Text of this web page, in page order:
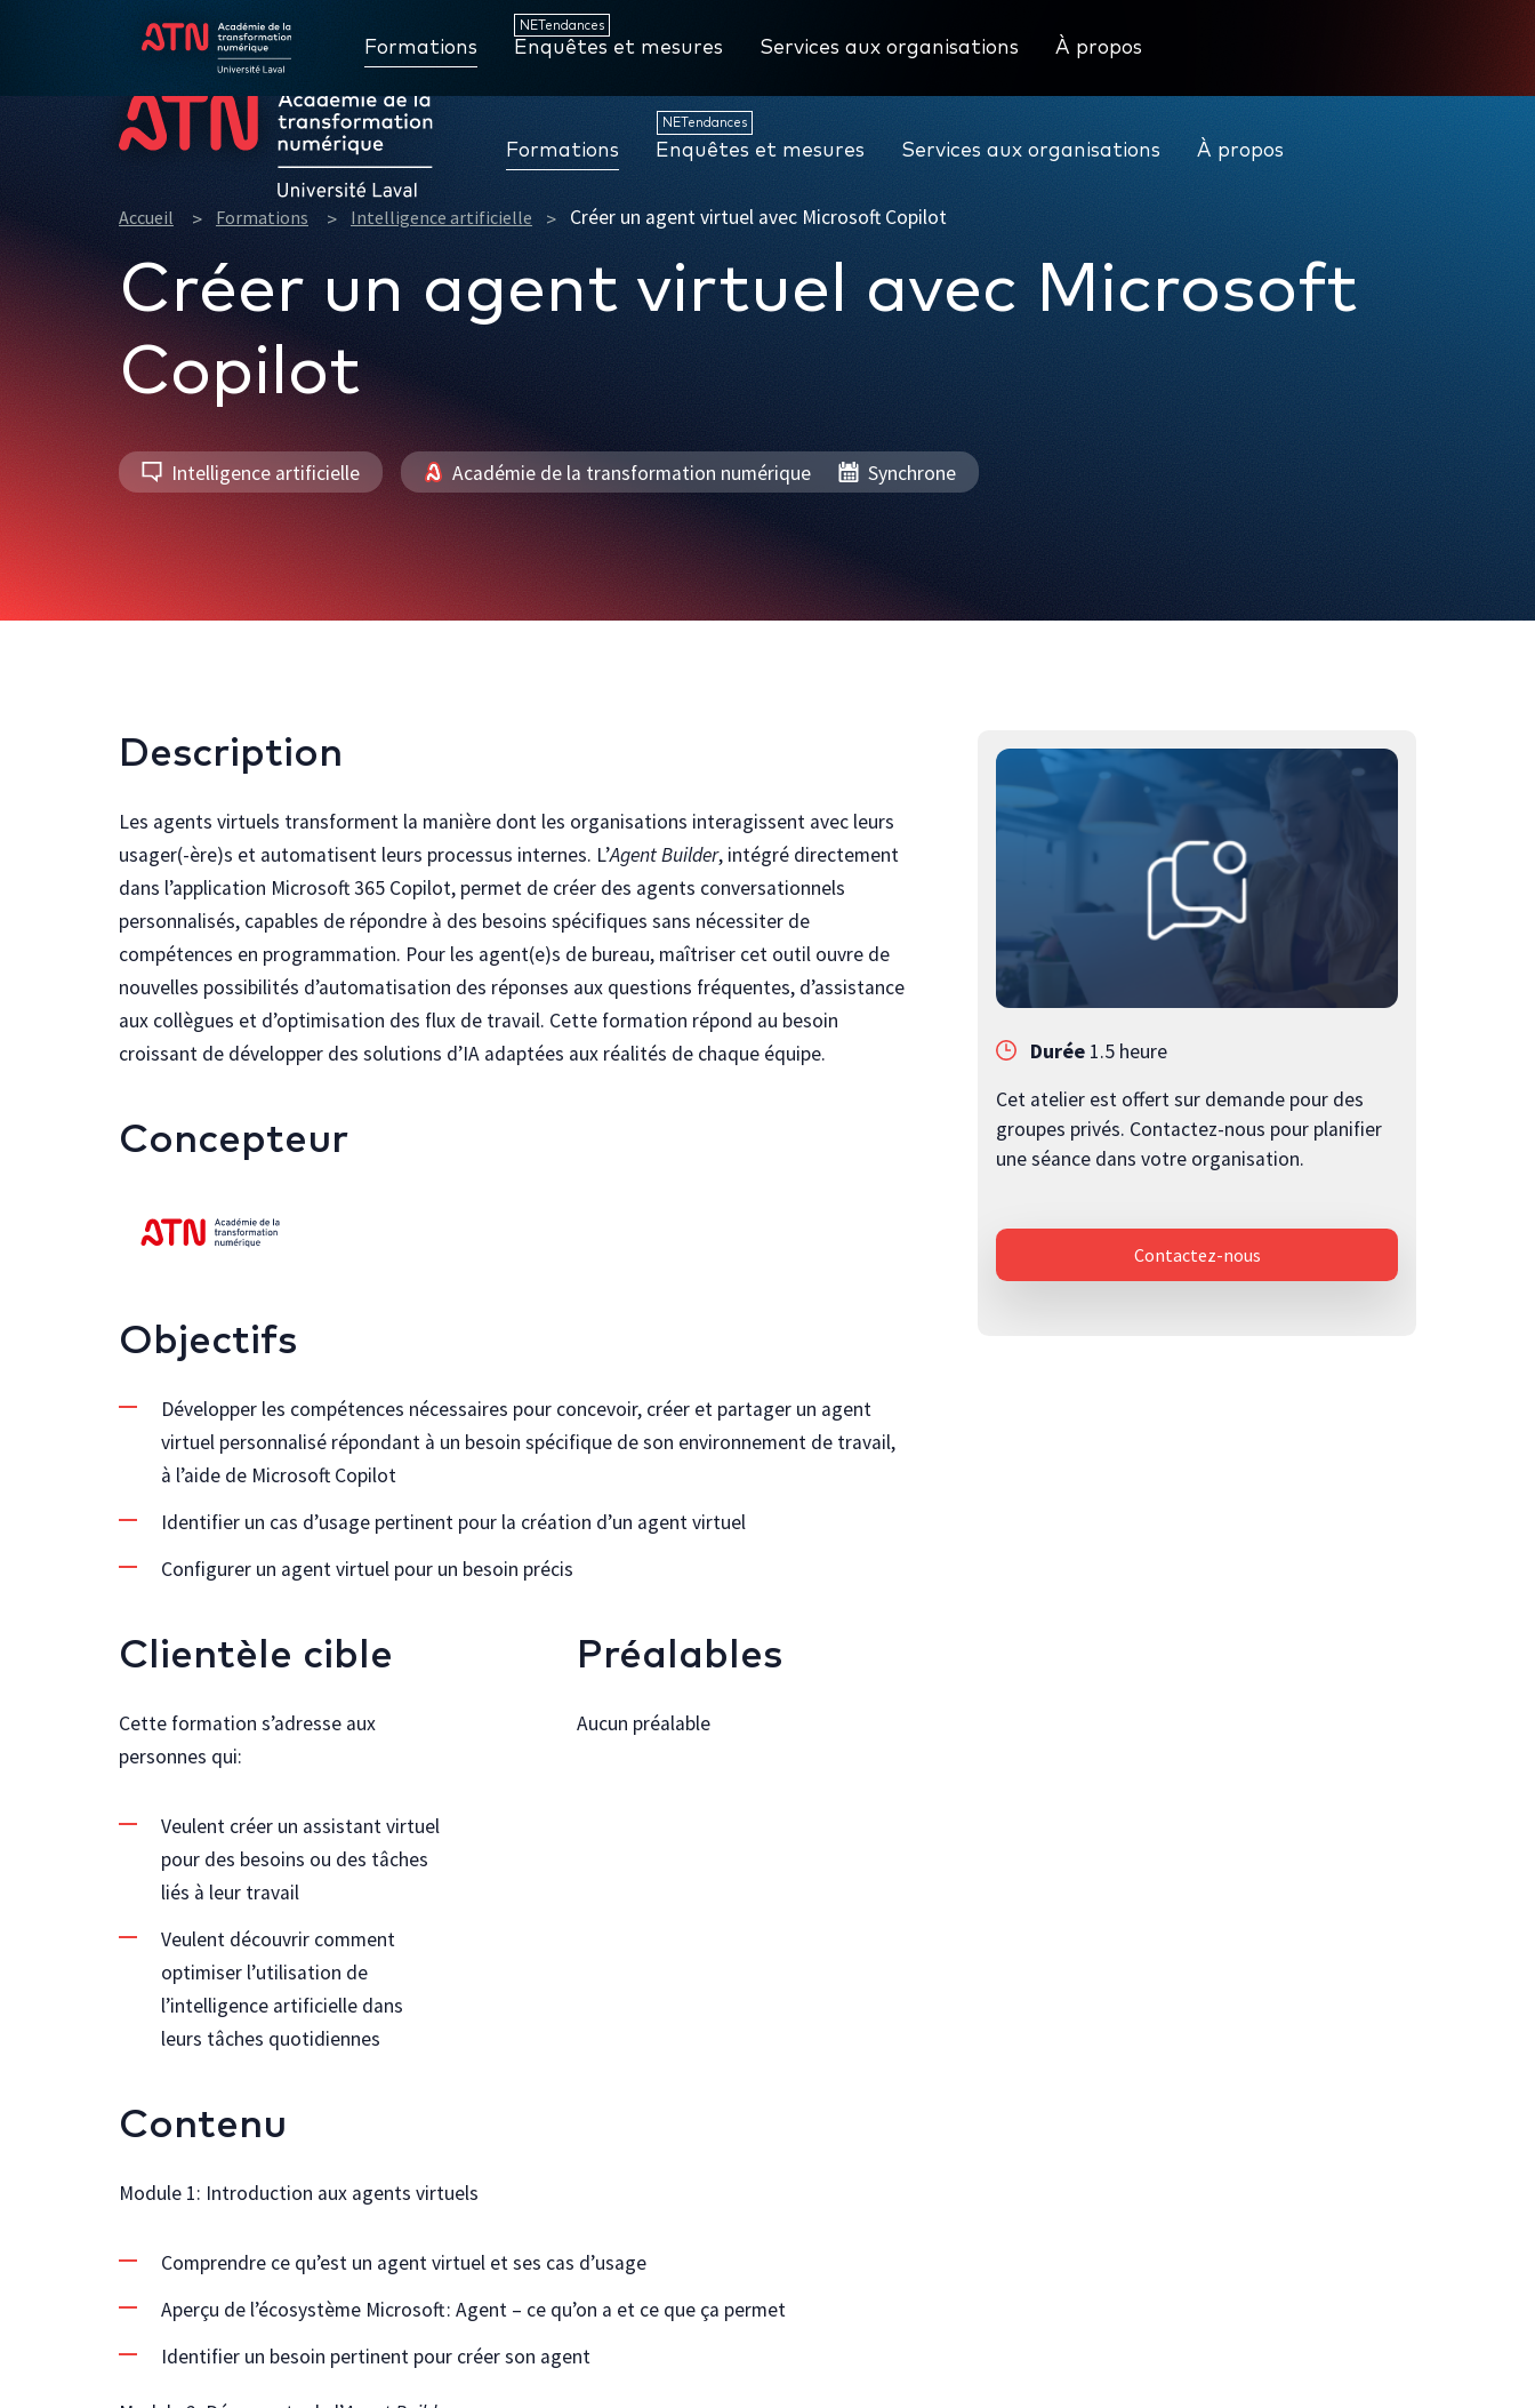
Accueil Formations Intelligence artificielle Créer un agent virtuel avec Microsoft Copilot
Créer un agent virtuel avec Microsoft
Copilot
Intelligence artificielle Académie de la transformation numérique Synchrone
Description
Les agents virtuels transforment la manière dont les organisations interagissent avec leurs
usager(-ère)s et automatisent leurs processus internes. L’Agent Builder, intégré directement
dans l’application Microsoft 365 Copilot, permet de créer des agents conversationnels
personnalisés, capables de répondre à des besoins spécifiques sans nécessiter de
compétences en programmation. Pour les agent(e)s de bureau, maîtriser cet outil ouvre de
nouvelles possibilités d’automatisation des réponses aux questions fréquentes, d’assistance
aux collègues et d’optimisation des flux de travail. Cette formation répond au besoin
croissant de développer des solutions d’IA adaptées aux réalités de chaque équipe.
Concepteur
Objectifs
Développer les compétences nécessaires pour concevoir, créer et partager un agent
virtuel personnalisé répondant à un besoin spécifique de son environnement de travail,
à l’aide de Microsoft Copilot
Identifier un cas d’usage pertinent pour la création d’un agent virtuel
Configurer un agent virtuel pour un besoin précis
Clientèle cible
Cette formation s’adresse aux
personnes qui:
Veulent créer un assistant virtuel
pour des besoins ou des tâches
liés à leur travail
Veulent découvrir comment
optimiser l’utilisation de
l’intelligence artificielle dans
leurs tâches quotidiennes
Préalables
Aucun préalable
Contenu
Module 1: Introduction aux agents virtuels
Comprendre ce qu’est un agent virtuel et ses cas d’usage
Aperçu de l’écosystème Microsoft : Agent – ce qu’on a et ce que ça permet
Identifier un besoin pertinent pour créer son agent
Durée 1.5 heure
Cet atelier est offert sur demande pour des
groupes privés. Contactez-nous pour planifier
une séance dans votre organisation.
Contactez-nous
Nous joindre
Formations Enquêtes et mesures
NETendances
Services aux organisations À propos
Formations Enquêtes et mesures
NETendances
Services aux organisations À propos